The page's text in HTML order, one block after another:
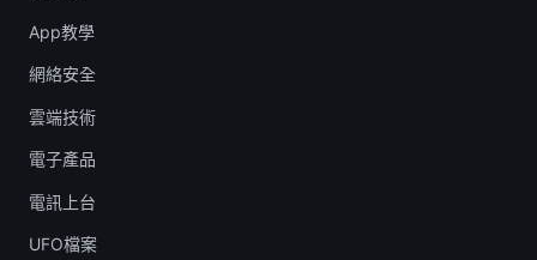
App教學
網絡安全
雲端技術
電子產品
電訊上台
UFO檔案